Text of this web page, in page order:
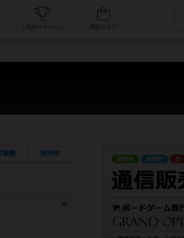
人気ボードゲーム
稿数 発売年
ができます。マニュアルを読む時間や参加者への
理解できるよう、中世ファンタジー・クッキン
す。主にボードゲームに慣れている方向けの絞込